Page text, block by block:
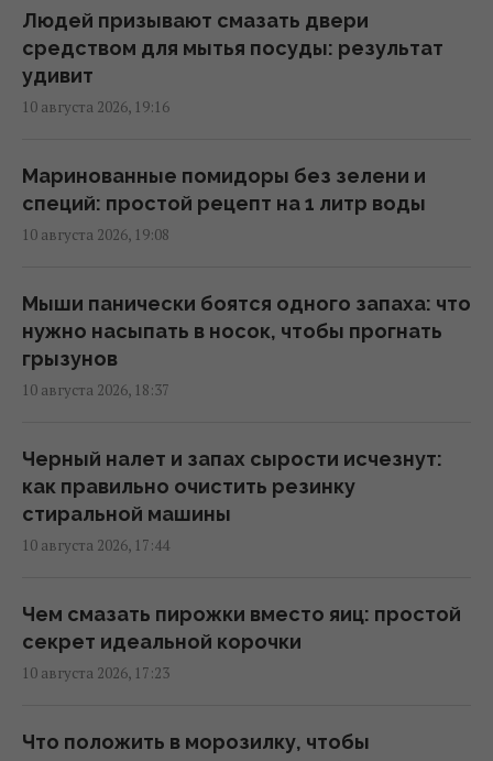
Жилищный кризис в Испании догнал тех,
кто уже думает о пенсии
17:11 понедельник, 10 августа 2026
почему в этот день нельзя пить
17:10 понедельник, 10 августа 2026
год и делают из него украшения
16:47 понедельник, 10 августа 2026
В каком возрасте ребенка можно
психологов
15:56 понедельник, 10 августа 2026
Один старый якорь задержал
день
15:51 понедельник, 10 августа 2026
метеоритов, и дело совсем не в том, что
Людей призывают смазать двери
средством для мытья посуды: результат
удивит
10 августа 2026, 19:16
Маринованные помидоры без зелени и
специй: простой рецепт на 1 литр воды
10 августа 2026, 19:08
Мыши панически боятся одного запаха: что
нужно насыпать в носок, чтобы прогнать
грызунов
10 августа 2026, 18:37
Черный налет и запах сырости исчезнут:
как правильно очистить резинку
стиральной машины
10 августа 2026, 17:44
Чем смазать пирожки вместо яиц: простой
секрет идеальной корочки
10 августа 2026, 17:23
Что положить в морозилку, чтобы